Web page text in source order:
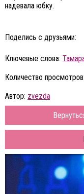
надевала юбку.
Поделись с друзьями:
Ключевые слова:
Количество
Автор: zvezda